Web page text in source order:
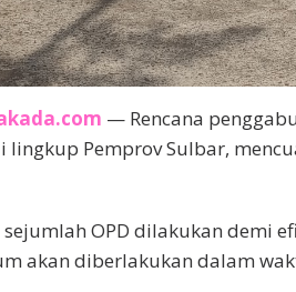
— Rencana
lingkup Pemprov Sulbar,
sejumlah OPD dilakukan demi
akan diberlakukan dalam